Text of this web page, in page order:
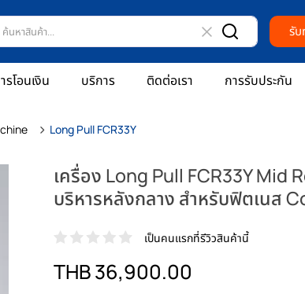
รับ
รโอนเงิน บริการ ติดต่อเรา การรับประกัน
Long Pull FCR33Y
เครื่อง Long Pull FCR33Y Mid
บริหารหลังกลาง สำหรับฟิตเนส
เป็นคนแรกที่รีวิวสินค้านี้
THB 36,900.00